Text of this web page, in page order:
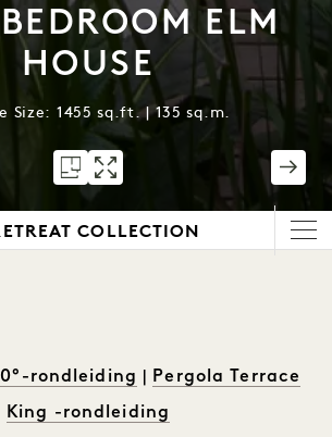
ELM
HOUSE
Size: 1455 sq.ft. | 135 sq.m.
COLLECTION
rondleiding
Pergola Terrace
King -rondleiding